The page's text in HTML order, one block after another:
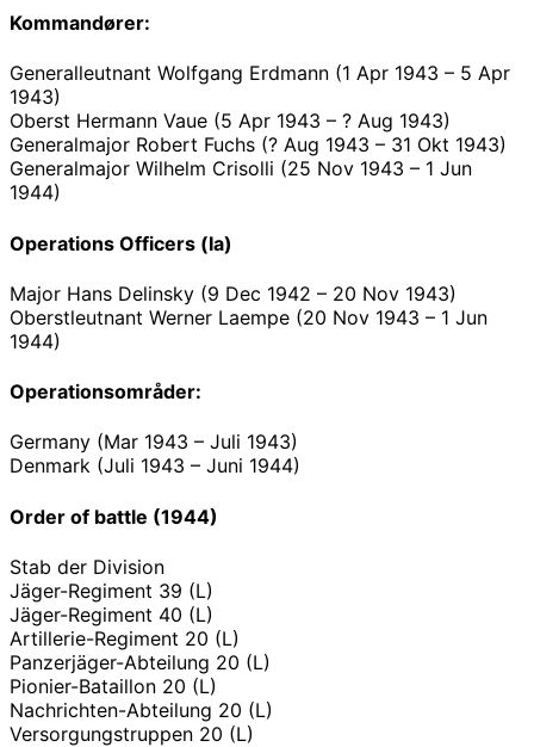
Kommandører:
Generalleutnant Wolfgang Erdmann (1 Apr 1943 – 5 Apr
1943)
Oberst Hermann Vaue (5 Apr 1943 – ? Aug 1943)
Generalmajor Robert Fuchs (? Aug 1943 – 31 Okt 1943)
Generalmajor Wilhelm Crisolli (25 Nov 1943 – 1 Jun
1944)
Operations Officers (Ia)
Major Hans Delinsky (9 Dec 1942 – 20 Nov 1943)
Oberstleutnant Werner Laempe (20 Nov 1943 – 1 Jun
1944)
Operationsområder:
Germany (Mar 1943 – Juli 1943)
Denmark (Juli 1943 – Juni 1944)
Order of battle (1944)
Stab der Division
Jäger-Regiment 39 (L)
Jäger-Regiment 40 (L)
Artillerie-Regiment 20 (L)
Panzerjäger-Abteilung 20 (L)
Pionier-Bataillon 20 (L)
Nachrichten-Abteilung 20 (L)
Versorgungstruppen 20 (L)